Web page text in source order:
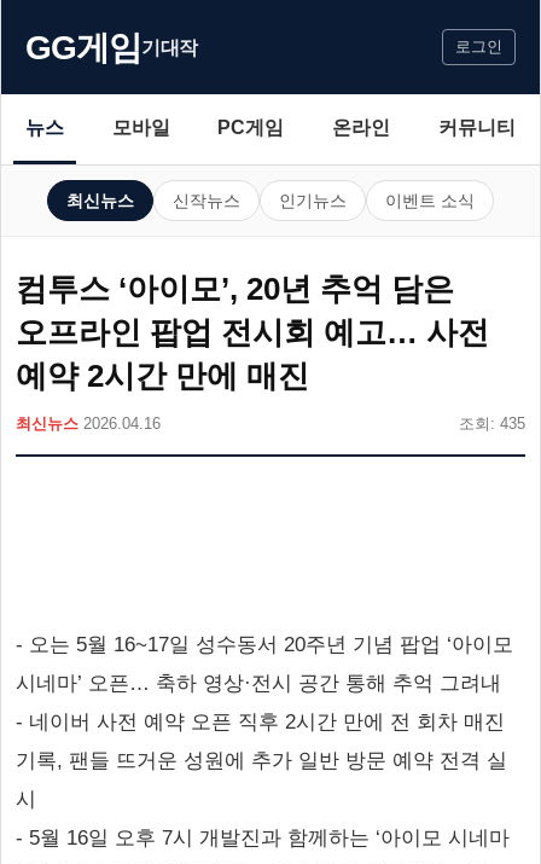
GG게임기대작 로그인
뉴스 모바일 PC게임 온라인 커뮤니티
최신뉴스 신작뉴스 인기뉴스 이벤트 소식
컴투스 ‘아이모’, 20년 추억 담은
오프라인 팝업 전시회 예고… 사전
예약 2시간 만에 매진
최신뉴스 2026.04.16 조회: 435
- 오는 5월 16~17일 성수동서 20주년 기념 팝업 ‘아이모
시네마’ 오픈… 축하 영상·전시 공간 통해 추억 그려내
- 네이버 사전 예약 오픈 직후 2시간 만에 전 회차 매진
기록, 팬들 뜨거운 성원에 추가 일반 방문 예약 전격 실
시
- 5월 16일 오후 7시 개발진과 함께하는 ‘아이모 시네마